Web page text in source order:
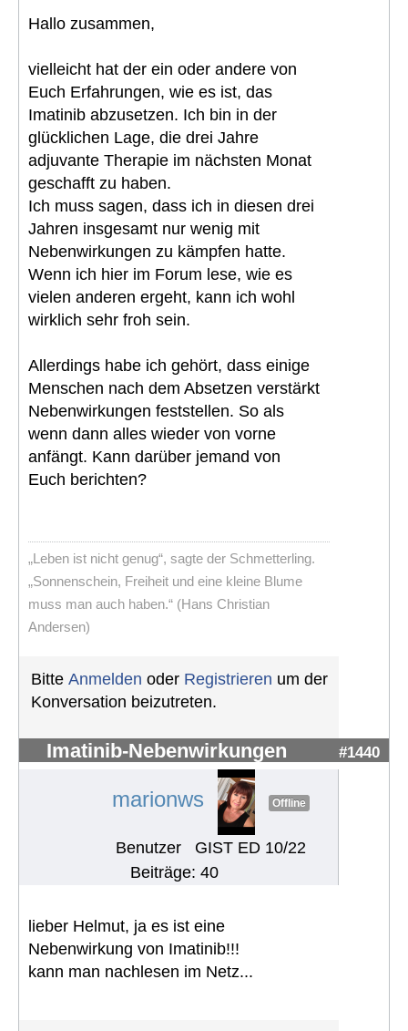
Hallo zusammen,
vielleicht hat der ein oder andere von
Euch Erfahrungen, wie es ist, das
Imatinib abzusetzen. Ich bin in der
glücklichen Lage, die drei Jahre
adjuvante Therapie im nächsten Monat
geschafft zu haben.
Ich muss sagen, dass ich in diesen drei
Jahren insgesamt nur wenig mit
Nebenwirkungen zu kämpfen hatte.
Wenn ich hier im Forum lese, wie es
vielen anderen ergeht, kann ich wohl
wirklich sehr froh sein.
Allerdings habe ich gehört, dass einige
Menschen nach dem Absetzen verstärkt
Nebenwirkungen feststellen. So als
wenn dann alles wieder von vorne
anfängt. Kann darüber jemand von
Euch berichten?
„Leben ist nicht genug“, sagte der Schmetterling.
„Sonnenschein, Freiheit und eine kleine Blume
muss man auch haben.“ (Hans Christian
Andersen)
Bitte Anmelden oder Registrieren um der
Konversation beizutreten.
Imatinib-Nebenwirkungen #1440
marionws Offline
Benutzer
GIST ED 10/22
Beiträge: 40
lieber Helmut, ja es ist eine
Nebenwirkung von Imatinib!!!
kann man nachlesen im Netz...